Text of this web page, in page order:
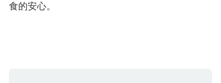
食的安心。